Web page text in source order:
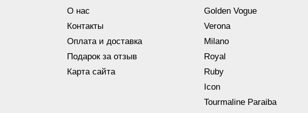
О нас
Контакты
Оплата и доставка
Подарок за отзыв
Карта сайта
Golden Vogue
Verona
Milano
Royal
Ruby
Icon
Tourmaline Paraiba